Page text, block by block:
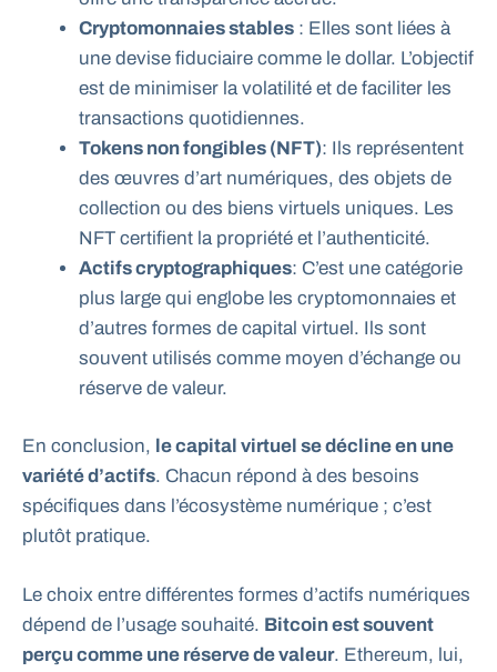
Cryptomonnaies stables : Elles sont liées à
une devise fiduciaire comme le dollar. L’objectif
est de minimiser la volatilité et de faciliter les
transactions quotidiennes.
Tokens non fongibles (NFT): Ils représentent
des œuvres d’art numériques, des objets de
collection ou des biens virtuels uniques. Les
NFT certifient la propriété et l’authenticité.
Actifs cryptographiques: C’est une catégorie
plus large qui englobe les cryptomonnaies et
d’autres formes de capital virtuel. Ils sont
souvent utilisés comme moyen d’échange ou
réserve de valeur.
En conclusion, le capital virtuel se décline en une
variété d’actifs. Chacun répond à des besoins
spécifiques dans l’écosystème numérique ; c’est
plutôt pratique.
Le choix entre différentes formes d’actifs numériques
dépend de l’usage souhaité. Bitcoin est souvent
perçu comme une réserve de valeur. Ethereum, lui,